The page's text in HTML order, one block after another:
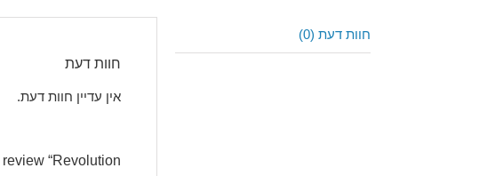
חוות דעת (0)
חוות דעת
אין עדיין חוות דעת.
“Revolution”